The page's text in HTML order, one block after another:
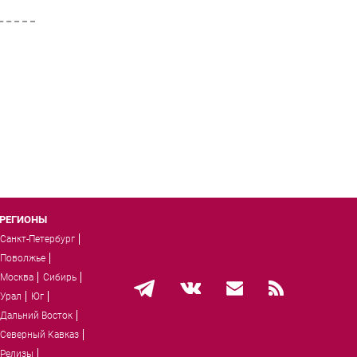
РЕГИОНЫ
Санкт-Петербург
Поволжье
Москва
Сибирь
Урал
Юг
Дальний Восток
Северный Кавказ
Релизы